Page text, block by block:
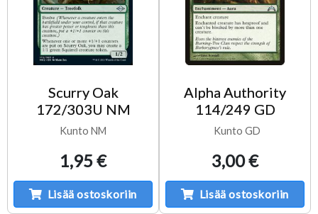
Scurry Oak
172/303U NM
Kunto NM
1,95 €
Lisää ostoskoriin
Alpha Authority
114/249 GD
Kunto GD
3,00 €
Lisää ostoskoriin